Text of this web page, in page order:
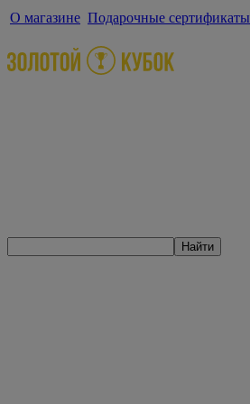
О магазине Подарочные сертификаты
Найти